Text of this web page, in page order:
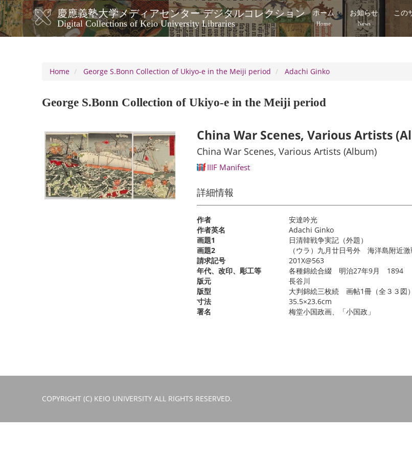
Skip
to
main
content
慶應義塾大学メディアセンター デジタルコレクション
Digital Collections of Keio University Libraries
メ
イ
ビ
シ
ン
ホーム
Home
お知らせ
News
この
Home
George S.Bonn Collection of Ukiyo-e in the Meiji period Adachi Ginko
George S.Bonn Collection of Ukiyo-e in the Meiji period
China War Scenes, Various Artists
China War Scenes, Various Artists (Album)
IIIF Manifest
詳細情報
作者
安達吟光
作者英名
Adachi Ginko
画題1
日清韓戦争実記（外題）
画題2
（ウラ）九月廿日号外 海洋島附近激
請求記号
201X@563
年代、改印、彫工等
各種錦絵合綴 明治27年9月 1894
版元
長谷川
版型
大判錦絵三枚続 画帖1冊（全３３図）
寸法
35.5×23.6cm
署名
梅堂小国政画、「小国政」
COPYRIGHT (C) KEIO UNIVERSITY ALL RIGHTS RESERVED.